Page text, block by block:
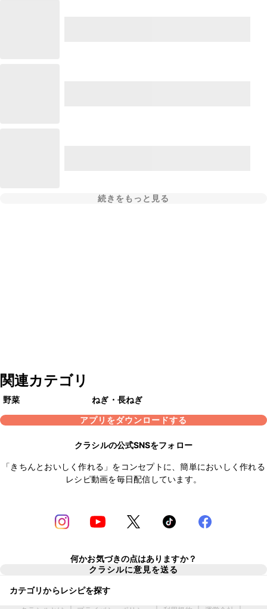
続きをもっと見る
関連カテゴリ
野菜
ねぎ・長ねぎ
アプリをダウンロードする
クラシルの公式SNSをフォロー
「きちんとおいしく作れる」をコンセプトに、簡単においしく作れる
レシピ動画を毎日配信しています。
何かお気づきの点はありますか？
クラシルに意見を送る
カテゴリからレシピを探す